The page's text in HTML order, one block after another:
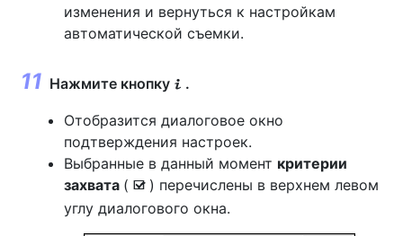
изменения и вернуться к настройкам
автоматической съемки.
Нажмите кнопку i .
Отобразится диалоговое окно
подтверждения настроек.
Выбранные в данный момент критерии
захвата ( M ) перечислены в верхнем левом
углу диалогового окна.